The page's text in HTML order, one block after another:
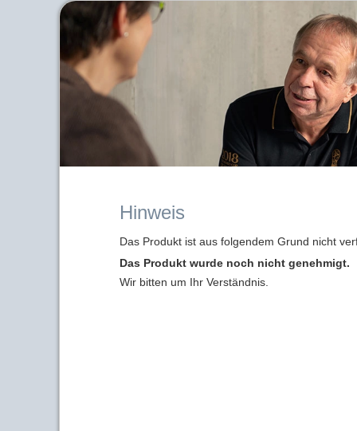
Hinweis
Das Produkt ist aus folgendem Grund nicht
Das Produkt wurde noch nicht genehmigt.
Wir bitten um Ihr Verständnis.